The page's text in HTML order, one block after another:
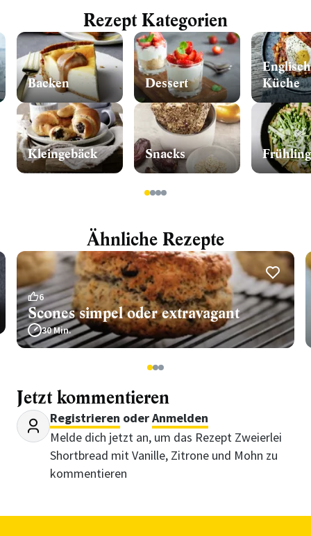
Rezept Kategorien
Backen
Kleingebäck
Dessert
Snacks
Küche
Frühling
1234
Ähnliche Rezepte
6
Scones simpel oder extravagant
30 Min.
123
Jetzt kommentieren
Registrieren oderAnmelden
Melde dich jetzt an, um das Rezept Zweierlei
Shortbread mit Vanille, Zitrone und Mohn zu
kommentieren